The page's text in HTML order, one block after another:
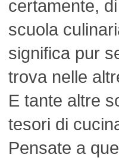
certamente,
scuola
significa pur
trova nelle
E tante altre
tesori di
Pensate a